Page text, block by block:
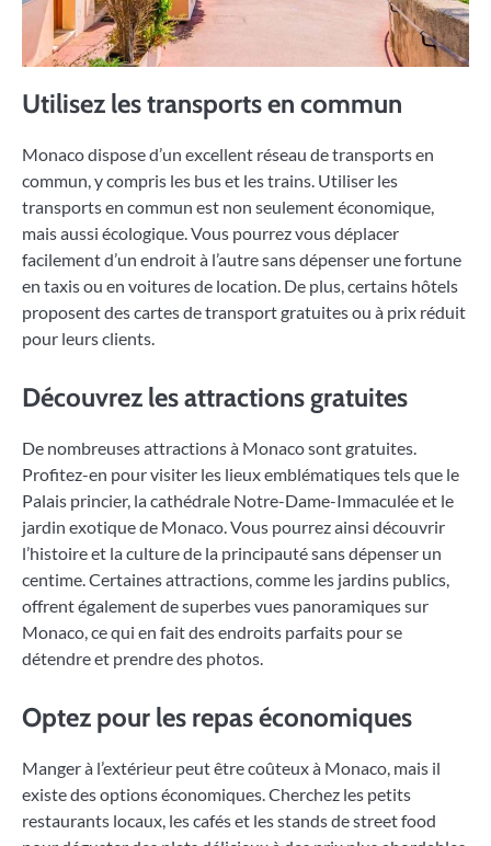
Utilisez les transports en commun
Monaco dispose d’un excellent réseau de transports en
commun, y compris les bus et les trains. Utiliser les
transports en commun est non seulement économique,
mais aussi écologique. Vous pourrez vous déplacer
facilement d’un endroit à l’autre sans dépenser une fortune
en taxis ou en voitures de location. De plus, certains hôtels
proposent des cartes de transport gratuites ou à prix réduit
pour leurs clients.
Découvrez les attractions gratuites
De nombreuses attractions à Monaco sont gratuites.
Profitez-en pour visiter les lieux emblématiques tels que le
Palais princier, la cathédrale Notre-Dame-Immaculée et le
jardin exotique de Monaco. Vous pourrez ainsi découvrir
l’histoire et la culture de la principauté sans dépenser un
centime. Certaines attractions, comme les jardins publics,
offrent également de superbes vues panoramiques sur
Monaco, ce qui en fait des endroits parfaits pour se
détendre et prendre des photos.
Optez pour les repas économiques
Manger à l’extérieur peut être coûteux à Monaco, mais il
existe des options économiques. Cherchez les petits
restaurants locaux, les cafés et les stands de street food